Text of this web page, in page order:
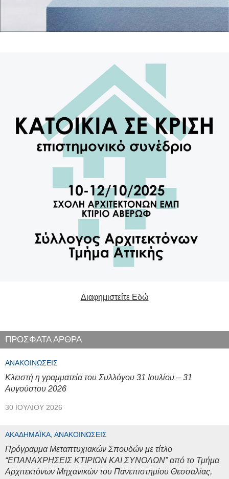
Διαφημιστείτε Εδώ
ΠΡΟΣΦΑΤΑ ΑΡΘΡΑ
ΑΝΑΚΟΙΝΏΣΕΙΣ
Κλειστή η γραμματεία του Συλλόγου 31 Ιουλίου – 31
Αυγούστου 2026
30 ΙΟΥΛΊΟΥ 2026
ΑΚΑΔΗΜΑΪΚΆ, ΑΝΑΚΟΙΝΏΣΕΙΣ
Πρόγραμμα Μεταπτυχιακών Σπουδών με τίτλο
“ΕΠΑΝΑΧΡΗΣΕΙΣ ΚΤΙΡΙΩΝ ΚΑΙ ΣΥΝΟΛΩΝ” από το Τμήμα
Αρχιτεκτόνων Μηχανικών του Πανεπιστημίου Θεσσαλίας,